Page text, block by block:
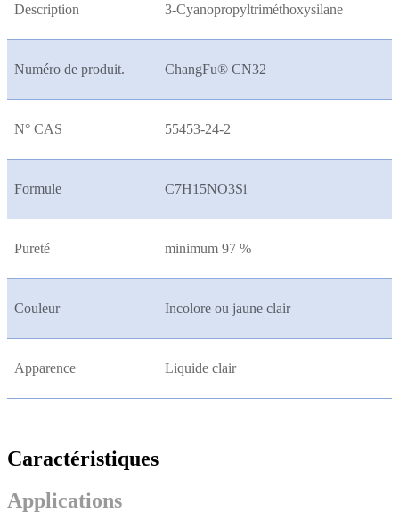
Description 3-Cyanopropyltriméthoxysilane
Numéro de produit. ChangFu® CN32
N° CAS 55453-24-2
Formule C7H15NO3Si
Pureté minimum 97 %
Couleur Incolore ou jaune clair
Apparence Liquide clair
Caractéristiques
Applications